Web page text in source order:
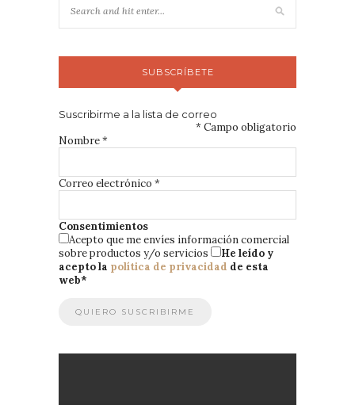
SUBSCRÍBETE
Suscribirme a la lista de correo
* Campo obligatorio
Nombre*
Correo electrónico *
Consentimientos
Acepto que me envíes información comercial
sobre productos y/o servicios
He leído y
acepto la política de privacidad de esta
web*